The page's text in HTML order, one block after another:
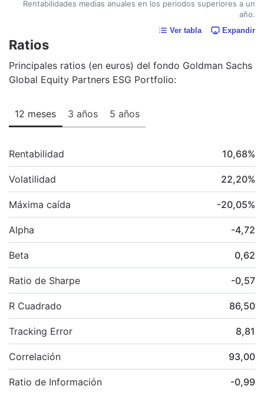
Rentabilidades medias anuales en los periodos superiores a un
año.
Ver tabla Expandir
Ratios
Principales ratios (en euros) del fondo Goldman Sachs
Global Equity Partners ESG Portfolio:
12 meses 3 años 5 años
Rentabilidad 10,68%
Volatilidad 22,20%
Máxima caída -20,05%
Alpha -4,72
Beta 0,62
Ratio de Sharpe -0,57
R Cuadrado 86,50
Tracking Error 8,81
Correlación 93,00
Ratio de Información -0,99